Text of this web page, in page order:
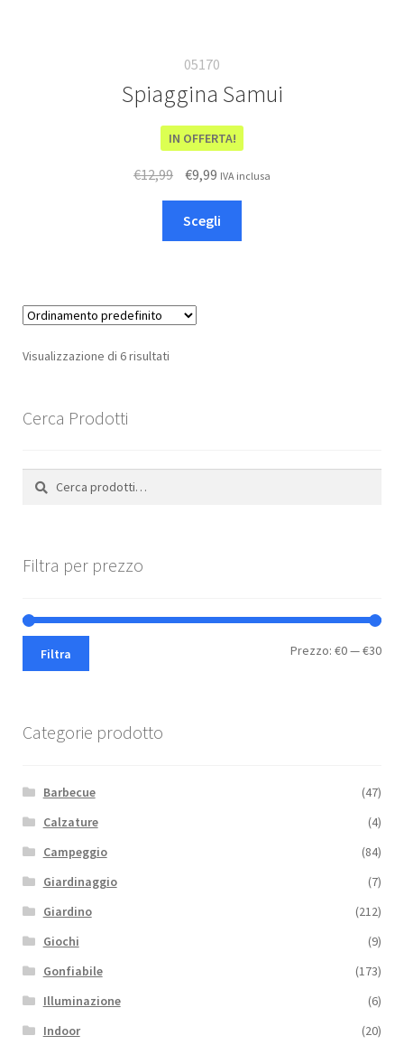
05170
Spiaggina Samui
IN OFFERTA!
€12,99
originale
era:
€9,99Il
attuale
è:
IVA inclusa
Scegli
Visualizzazione di 6 risultati
Cerca Prodotti
Cerca:
Cerca
Filtra per prezzo
Filtra Prezzo: €0—€30
Categorie prodotto
Barbecue
(47)
Calzature
(4)
Campeggio
(84)
Giardinaggio
(7)
Giardino
(212)
Giochi
(9)
Gonfiabile
(173)
Illuminazione
(6)
Indoor
(20)